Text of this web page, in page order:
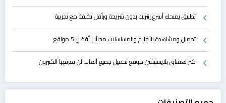
تطبيق يمنحك أسرع إنترنت بدون شريحة وبأقل تكلفة مع تجريبة
تحميل ومشاهدة الأفلام والمسلسلات مجانًا | أفضل 5 مواقع
كنز لعشاق بلايستيشن موقع تحميل جميع ألعاب لن يعرفها الكثيرون